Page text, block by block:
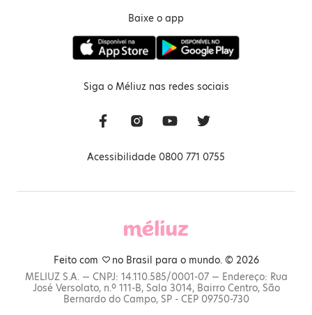
Baixe o app
Siga o Méliuz nas redes sociais
Acessibilidade 0800 771 0755
Feito com
no Brasil para o mundo. © 2026
MELIUZ S.A. — CNPJ: 14.110.585/0001-07 — Endereço: Rua
José Versolato, n.º 111-B, Sala 3014, Bairro Centro, São
Bernardo do Campo, SP - CEP 09750-730